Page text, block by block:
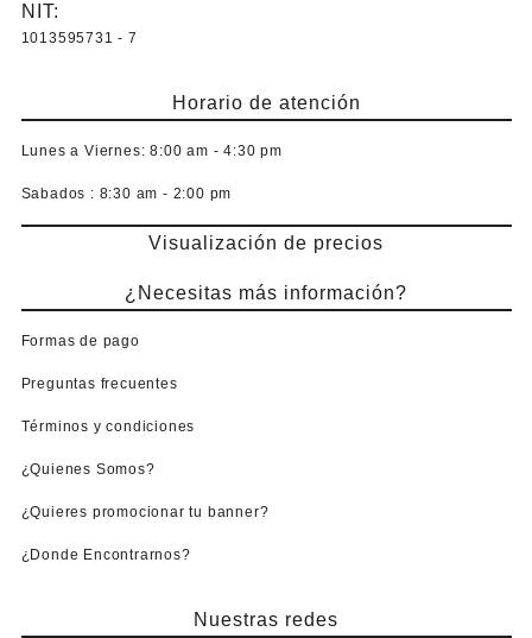
NIT:
1013595731 - 7
Horario de atención
Lunes a Viernes: 8:00 am - 4:30 pm
Sabados : 8:30 am - 2:00 pm
Visualización de precios
¿Necesitas más información?
Formas de pago
Preguntas frecuentes
Términos y condiciones
¿Quienes Somos?
¿Quieres promocionar tu banner?
¿Donde Encontrarnos?
Nuestras redes